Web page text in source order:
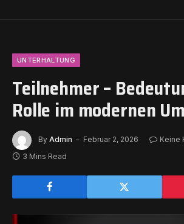
UNTERHALTUNG
Teilnehmer –
Rolle im modernen
By Admin Februar 2, 2026
Keine
3 Mins Read